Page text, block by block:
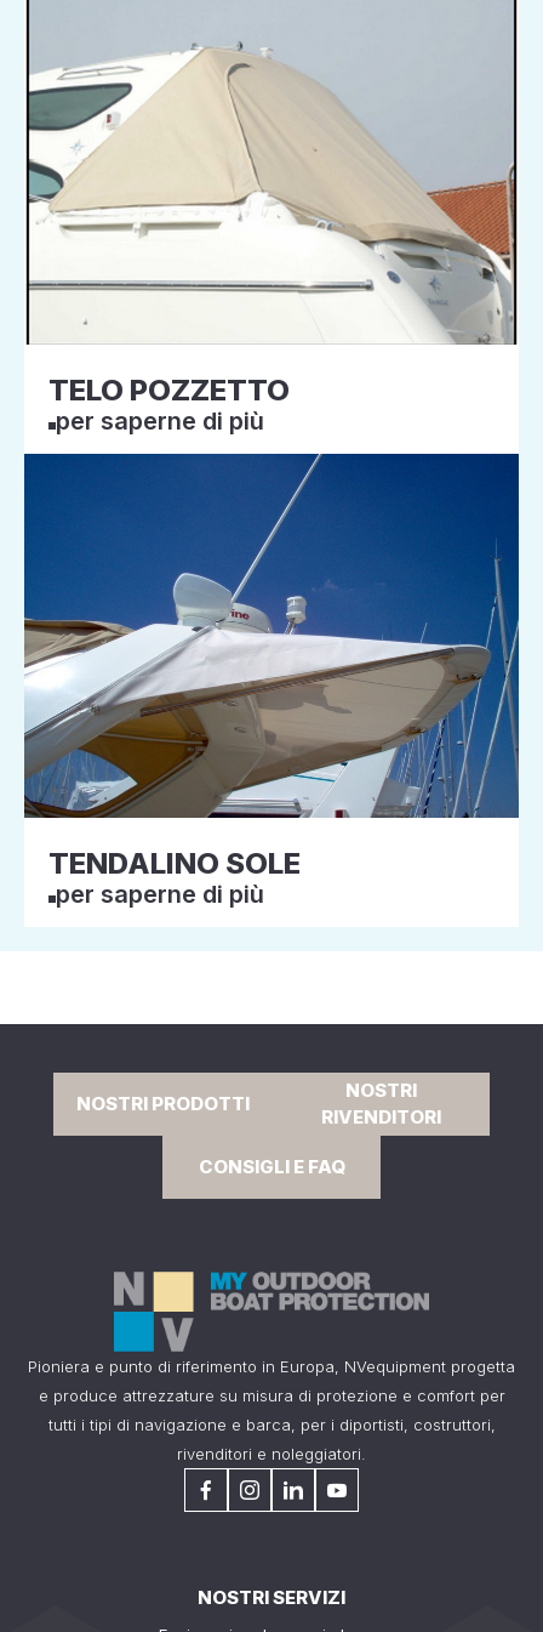
TELO POZZETTO
per saperne di più
TENDALINO SOLE
per saperne di più
NOSTRI PRODOTTI
NOSTRI
RIVENDITORI
CONSIGLI E FAQ
Pioniera e punto di riferimento in Europa, NVequipment progetta
e produce attrezzature su misura di protezione e comfort per
tutti i tipi di navigazione e barca, per i diportisti, costruttori,
rivenditori e noleggiatori.
NOSTRI SERVIZI